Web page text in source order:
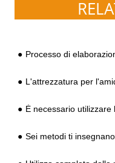
Processo di elaborazione delle apparecchiature per
L'attrezzatura per l'amido di
È necessario utilizzare le
Sei metodi ti insegnano a